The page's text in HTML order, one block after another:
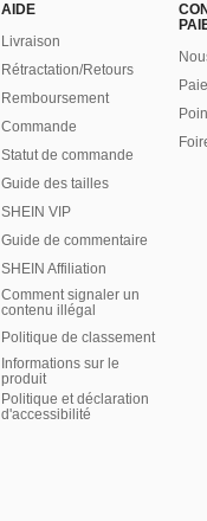
AIDE
Livraison
Rétractation/Retours
Remboursement
Commande
Statut de commande
Guide des tailles
SHEIN VIP
Guide de commentaire
SHEIN Affiliation
Comment signaler un
contenu illégal
Politique de classement
Informations sur le
produit
Politique et déclaration
d'accessibilité